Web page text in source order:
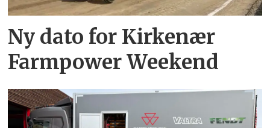
Ny dato for Kirkenær
Farmpower Weekend